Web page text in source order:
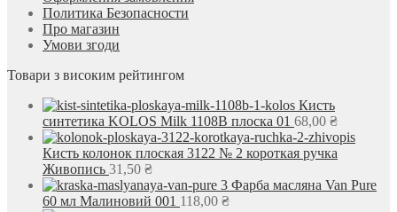
Политика Безопасности
Про магазин
Умови згоди
Товари з високим рейтингом
Кисть
синтетика KOLOS Milk 1108B плоска 01 68,00 ₴
Кисть колонок плоская 3122 № 2 короткая ручка
Живопись 31,50 ₴
Фарба масляна Van Pure
60 мл Малиновий 001 118,00 ₴